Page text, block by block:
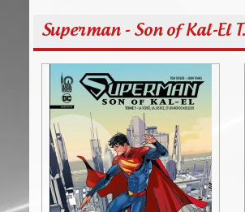
Superman - Son of Kal-El